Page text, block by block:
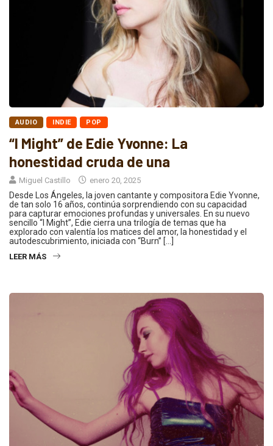
AUDIO INDIE POP
“I Might” de Edie Yvonne: La
honestidad cruda de una
Miguel Castillo enero 20, 2025
Desde Los Ángeles, la joven cantante y compositora Edie Yvonne,
de tan solo 16 años, continúa sorprendiendo con su capacidad
para capturar emociones profundas y universales. En su nuevo
sencillo “I Might”, Edie cierra una trilogía de temas que ha
explorado con valentía los matices del amor, la honestidad y el
autodescubrimiento, iniciada con “Burn” […]
LEER MÁS